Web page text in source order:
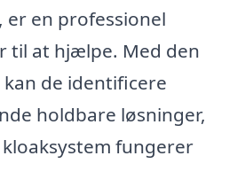
er en professionel
til at hjælpe. Med den
de identificere
holdbare løsninger,
fungerer